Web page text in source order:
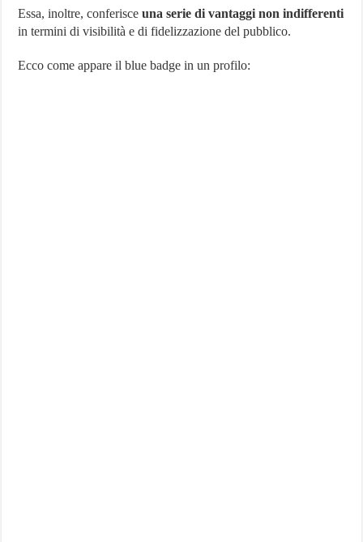
Essa, inoltre, conferisceuna serie di vantaggi non indifferenti
in termini di visibilità e di fidelizzazione del pubblico.
Ecco come appare il blue badge in un profilo: